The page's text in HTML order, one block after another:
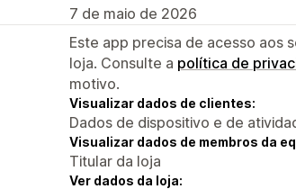
7 de maio de 2026
Este app precisa de acesso aos
loja. Consulte a política de
motivo.
Visualizar dados de clientes:
Dados de dispositivo e de
Visualizar dados de membros da
Titular da loja
Ver dados da loja: